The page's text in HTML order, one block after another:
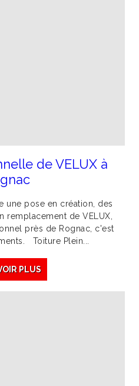
de VELUX à
une pose en création, des
remplacement de VELUX,
près de Rognac, c'est
Toiture Plein...
PLUS